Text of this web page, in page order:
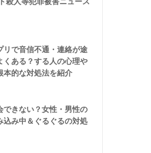
リで音信不通・連絡が途
くある？する人の心理や
本的な対処法を紹介
できない？女性・男性の
込み中＆ぐるぐるの対処